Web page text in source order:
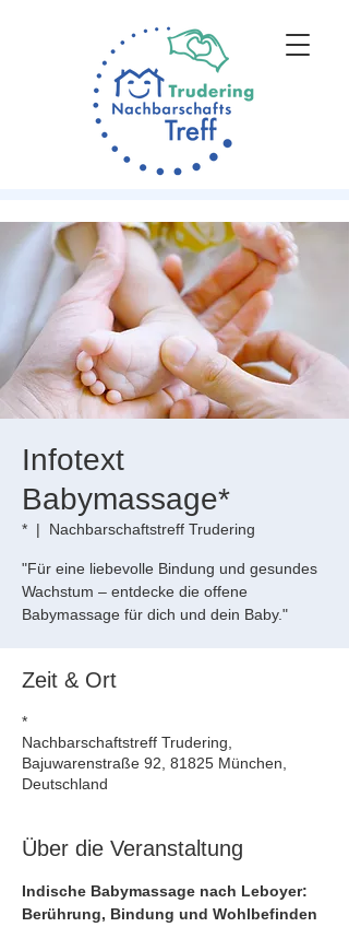
Infotext
Babymassage*
*
  |
Nachbarschaftstreff Trudering
"Für eine liebevolle Bindung und gesundes
Wachstum – entdecke die offene
Babymassage für dich und dein Baby."
Zeit & Ort
*
Nachbarschaftstreff Trudering,
Bajuwarenstraße 92, 81825 München,
Deutschland
Über die Veranstaltung
Indische Babymassage nach Leboyer:
Berührung, Bindung und Wohlbefinden